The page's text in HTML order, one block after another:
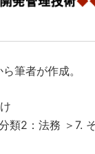
筆者が作成。
類2：法務 ＞7.